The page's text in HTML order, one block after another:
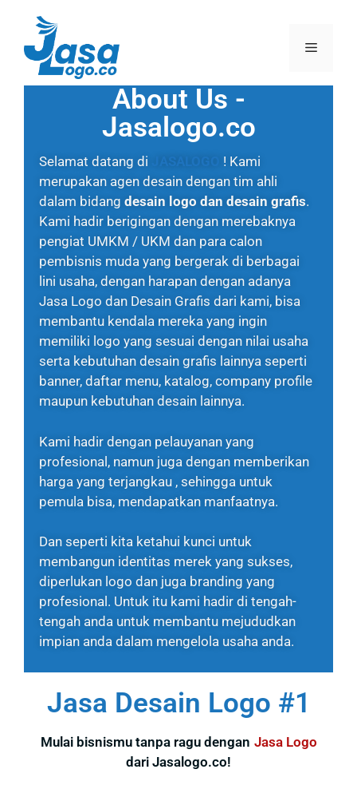
About Us -
Jasalogo.co
Selamat datang di JASALOGO
! Kami
merupakan agen desain dengan tim ahli
dalam bidangdesain logo dan desain grafis.
Kami hadir berigingan dengan merebaknya
pengiat UMKM / UKM dan para calon
pembisnis muda yang bergerak di berbagai
lini usaha, dengan harapan dengan adanya
Jasa Logo dan Desain Grafis dari kami, bisa
membantu kendala mereka yang ingin
memiliki logo yang sesuai dengan nilai usaha
serta kebutuhan desain grafis lainnya seperti
banner, daftar menu, katalog, company profile
maupun kebutuhan desain lainnya.
Kami hadir dengan pelauyanan yang
profesional, namun juga dengan memberikan
harga yang terjangkau , sehingga untuk
pemula bisa, mendapatkan manfaatnya.
Dan seperti kita ketahui kunci untuk
membangun identitas merek yang sukses,
diperlukan logo dan juga branding yang
profesional. Untuk itu kami hadir di tengah-
tengah anda untuk membantu mejududkan
impian anda dalam mengelola usaha anda.
Jasa Desain Logo #1
Mulai bisnismu tanpa ragu dengan Jasa Log
dari Jasalogo.co!